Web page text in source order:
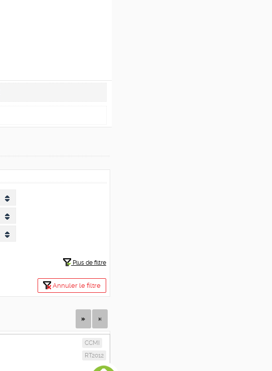
Plus de filtre
Annuler le filtre
CCMI
RT2012